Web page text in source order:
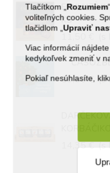
Tlačítkom „Rozumiem
voliteľných cookies.
tlačidlom „Upraviť
Viac informácií nájdete
kedykoľvek zmeniť v
Pokiaľ nesúhlasíte,
KS
11,50 €
19,50 € (s
14,35 € (s